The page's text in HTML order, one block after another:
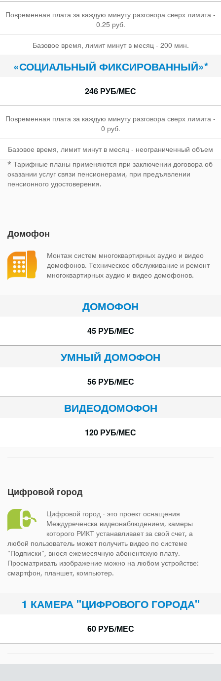
Повременная плата за каждую минуту разговора сверх лимита -
0.25 руб.
Базовое время, лимит минут в месяц - 200 мин.
«СОЦИАЛЬНЫЙ ФИКСИРОВАННЫЙ»*
246 РУБ/МЕС
Повременная плата за каждую минуту разговора сверх лимита -
0 руб.
Базовое время, лимит минут в месяц - неограниченный объем
* Тарифные планы применяются при заключении договора об
оказании услуг связи пенсионерами, при предъявлении
пенсионного удостоверения.
Домофон
Монтаж систем многоквартирных аудио и видео
домофонов. Техническое обслуживание и ремонт
многоквартирных аудио и видео домофонов.
ДОМОФОН
45 РУБ/МЕС
УМНЫЙ ДОМОФОН
56 РУБ/МЕС
ВИДЕОДОМОФОН
120 РУБ/МЕС
Цифровой город
Цифровой город - это проект оснащения
Междуреченска видеонаблюдением, камеры
которого РИКТ устанавливает за свой счет, а
любой пользователь может получить видео по системе
"Подписки", внося ежемесячную абонентскую плату.
Просматривать изображение можно на любом устройстве:
смартфон, планшет, компьютер.
1 КАМЕРА "ЦИФРОВОГО ГОРОДА"
60 РУБ/МЕС